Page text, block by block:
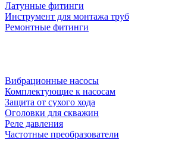
Латунные фитинги
Инструмент для монтажа труб
Ремонтные фитинги
Вибрационные насосы
Комплектующие к насосам
Защита от сухого хода
Оголовки для скважин
Реле давления
Частотные преобразователи